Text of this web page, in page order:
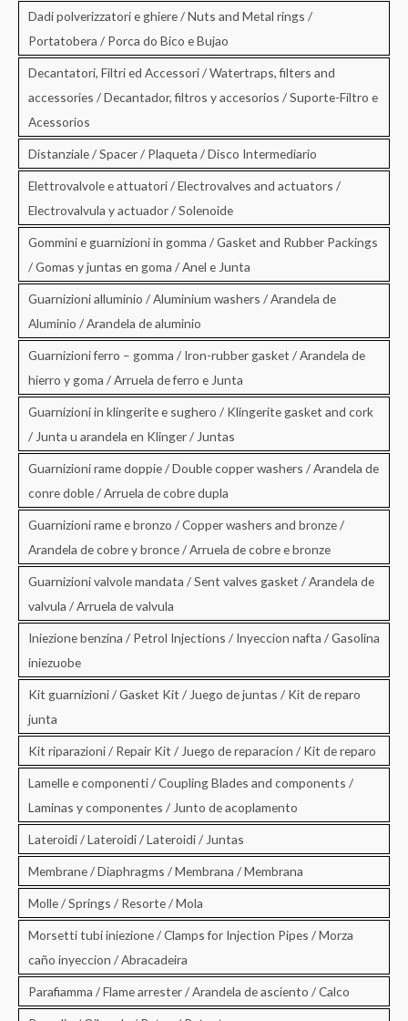
Dadi polverizzatori e ghiere / Nuts and Metal rings /
Portatobera / Porca do Bico e Bujao
Decantatori, Filtri ed Accessori / Watertraps, filters and
accessories / Decantador, filtros y accesorios / Suporte-Filtro e
Acessorios
Distanziale / Spacer / Plaqueta / Disco Intermediario
Elettrovalvole e attuatori / Electrovalves and actuators /
Electrovalvula y actuador / Solenoide
Gommini e guarnizioni in gomma / Gasket and Rubber Packings
/ Gomas y juntas en goma / Anel e Junta
Guarnizioni alluminio / Aluminium washers / Arandela de
Aluminio / Arandela de aluminio
Guarnizioni ferro – gomma / Iron-rubber gasket / Arandela de
hierro y goma / Arruela de ferro e Junta
Guarnizioni in klingerite e sughero / Klingerite gasket and cork
/ Junta u arandela en Klinger / Juntas
Guarnizioni rame doppie / Double copper washers / Arandela de
conre doble / Arruela de cobre dupla
Guarnizioni rame e bronzo / Copper washers and bronze /
Arandela de cobre y bronce / Arruela de cobre e bronze
Guarnizioni valvole mandata / Sent valves gasket / Arandela de
valvula / Arruela de valvula
Iniezione benzina / Petrol Injections / Inyeccion nafta / Gasolina
iniezuobe
Kit guarnizioni / Gasket Kit / Juego de juntas / Kit de reparo
junta
Kit riparazioni / Repair Kit / Juego de reparacion / Kit de reparo
Lamelle e componenti / Coupling Blades and components /
Laminas y componentes / Junto de acoplamento
Lateroidi / Lateroidi / Lateroidi / Juntas
Membrane / Diaphragms / Membrana / Membrana
Molle / Springs / Resorte / Mola
Morsetti tubi iniezione / Clamps for Injection Pipes / Morza
caño inyeccion / Abracadeira
Parafiamma / Flame arrester / Arandela de asciento / Calco